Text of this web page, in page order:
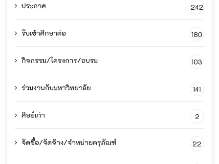
ประกาศ 242
รับเข้าศึกษาต่อ 180
กิจกรรม/โครงการ/อบรม 103
ร่วมงานกับมหาวิทยาลัย 141
ศิษย์เก่า 2
จัดซื้อ/จัดจ้าง/จำหน่ายครุภัณฑ์ 22